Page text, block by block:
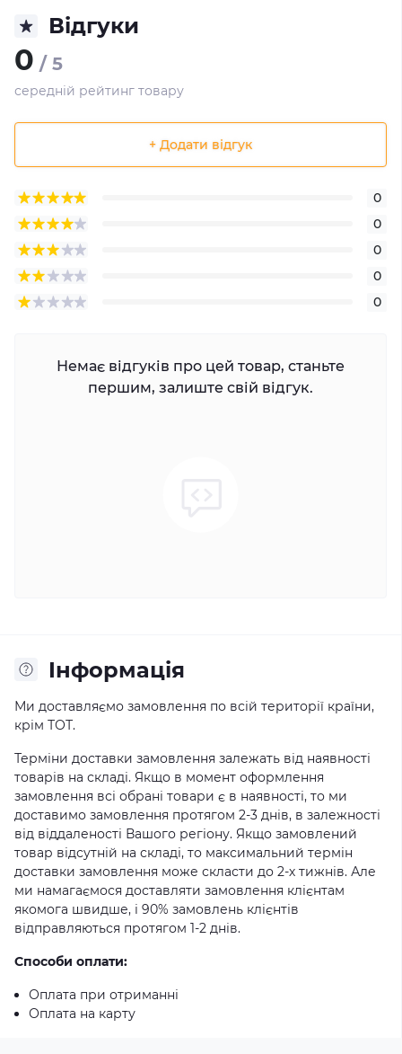
Відгуки
0 / 5
середній рейтинг товару
+ Додати відгук
0
0
0
0
0
Немає відгуків про цей товар, станьте
першим, залиште свій відгук.
Iнформація
Ми доставляємо замовлення по всій території країни,
крім ТОТ.
Терміни доставки замовлення залежать від наявності
товарів на складі. Якщо в момент оформлення
замовлення всі обрані товари є в наявності, то ми
доставимо замовлення протягом 2-3 днів, в залежності
від віддаленості Вашого регіону. Якщо замовлений
товар відсутній на складі, то максимальний термін
доставки замовлення може скласти до 2-х тижнів. Але
ми намагаємося доставляти замовлення клієнтам
якомога швидше, і 90% замовлень клієнтів
відправляються протягом 1-2 днів.
Способи оплати:
Оплата при отриманні
Оплата на карту